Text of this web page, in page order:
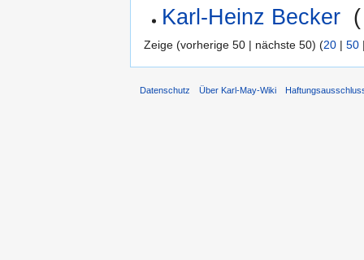
Karl-Heinz Becker (
Zeige (vorherige 50 | nächste 50) (20 | 50
Datenschutz Über Karl-May-Wiki